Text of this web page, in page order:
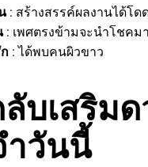
: สร้างสรรค์ผลงานได้โด
: เพศตรงข้ามจะนำโชคม
: ได้พบคนผิวขาว
บเสริมด
ำวันนี้